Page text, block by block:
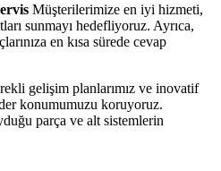
Müşterilerimize en iyi hizmeti,
sunmayı hedefliyoruz. Ayrıca,
en kısa sürede cevap
gelişim planlarımız ve inovatif
konumumuzu koruyoruz.
parça ve alt sistemlerin